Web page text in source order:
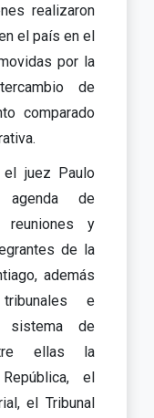
realizaron
el país en el
por la
de
comparado
el juez Paulo
agenda de
reuniones y
de la
además
e
sistema de
ellas la
el
el Tribunal